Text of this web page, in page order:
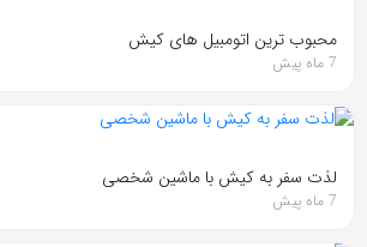
محبوب ترین اتومبیل های کیش
7 ماه پیش
لذت سفر به کیش با ماشین شخصی
7 ماه پیش